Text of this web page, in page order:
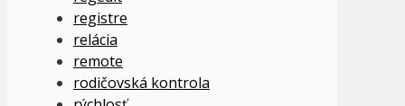
registre
relácia
remote
rodičovská kontrola